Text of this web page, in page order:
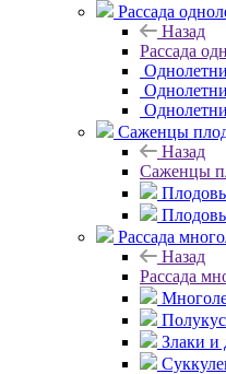
Рассада
Назад
Рассада
Саженцы
Назад
Саженцы
Рассада
Назад
Рассада
Злаки и